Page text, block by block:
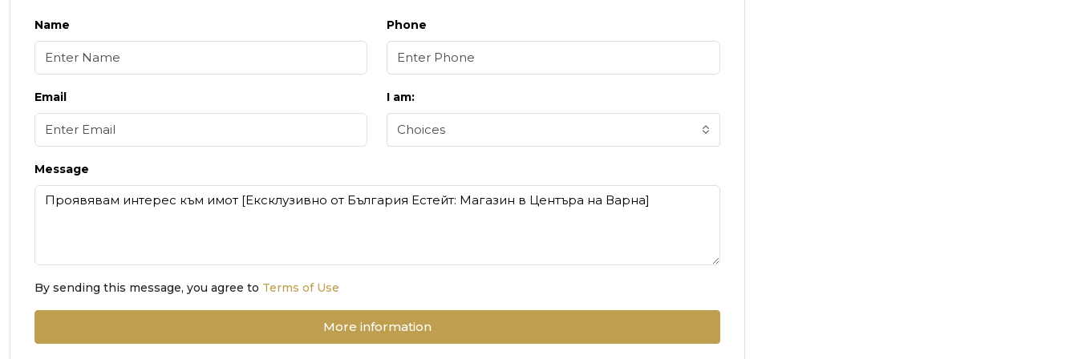
Name Phone
Email I am:
Choices
Message
By sending this message, you agree to Terms of Use
More information